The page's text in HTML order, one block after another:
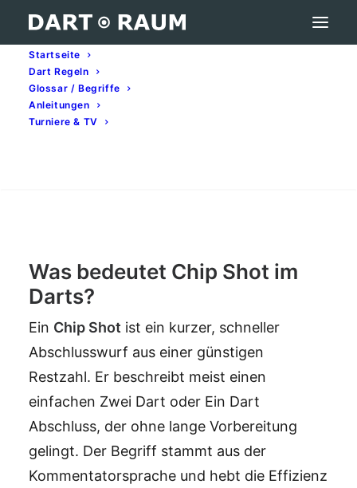
Startseite
Dart Regeln
Glossar / Begriffe
Anleitungen
Turniere & TV
Chip Shot – Darts-Begriff erklärt
Home
Darts-Glossar (A–Z): Begriffe & Bedeutung
Chip Shot – Darts-Begriff erklärt
Was bedeutet Chip Shot im
Darts?
Ein Chip Shot ist ein kurzer, schneller
Abschlusswurf aus einer günstigen
Restzahl. Er beschreibt meist einen
einfachen Zwei Dart oder Ein Dart
Abschluss, der ohne lange Vorbereitung
gelingt. Der Begriff stammt aus der
Kommentatorsprache und hebt die Effizienz